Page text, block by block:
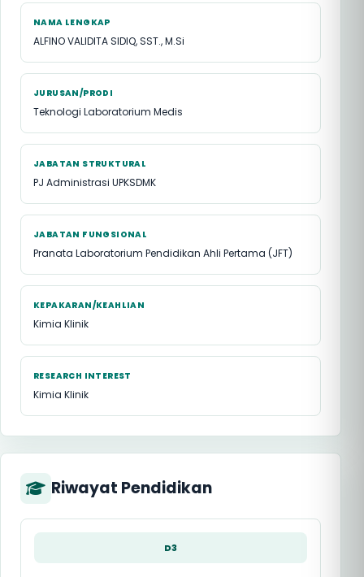
NAMA LENGKAP
ALFINO VALIDITA SIDIQ, SST., M.Si
JURUSAN/PRODI
Teknologi Laboratorium Medis
JABATAN STRUKTURAL
PJ Administrasi UPKSDMK
JABATAN FUNGSIONAL
Pranata Laboratorium Pendidikan Ahli Pertama (JFT)
KEPAKARAN/KEAHLIAN
Kimia Klinik
RESEARCH INTEREST
Kimia Klinik
Riwayat Pendidikan
D3